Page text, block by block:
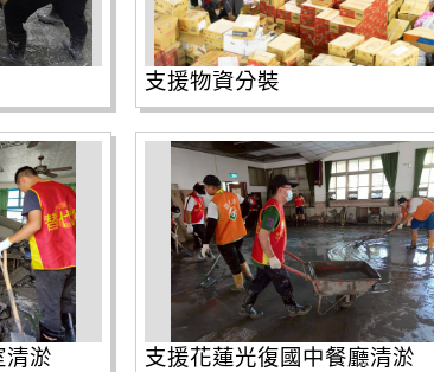
支援物資分裝
清淤 支援花蓮光復國中餐廳清淤